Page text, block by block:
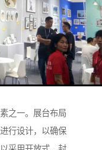
之一。展台布局
行设计，以确保